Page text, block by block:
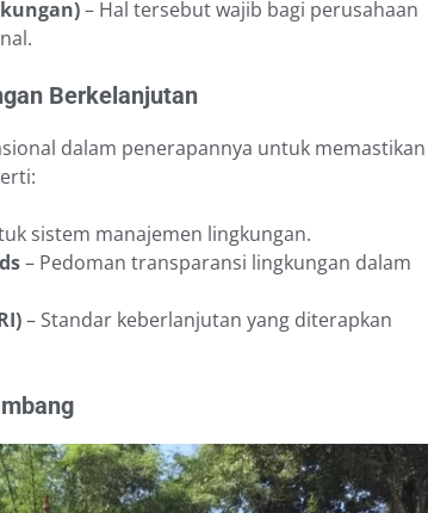
– Hal tersebut wajib bagi perusahaan
Berkelanjutan
dalam penerapannya untuk memastikan
sistem manajemen lingkungan.
– Pedoman transparansi lingkungan dalam
– Standar keberlanjutan yang diterapkan